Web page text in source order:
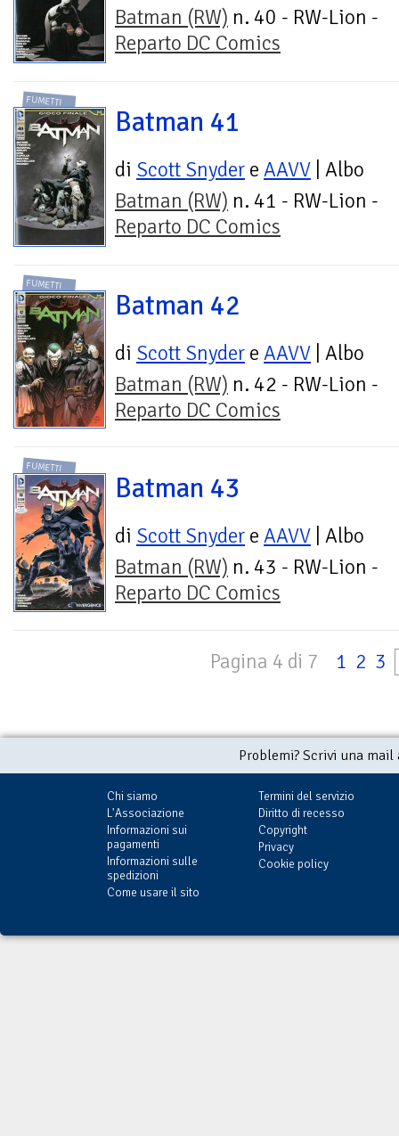
Batman (RW) n. 40 - RW-Lion -
Reparto DC Comics
FUMETTI
Batman 41
di Scott Snyder e AAVV | Albo
Batman (RW) n. 41 - RW-Lion -
Reparto DC Comics
FUMETTI
Batman 42
di Scott Snyder e AAVV | Albo
Batman (RW) n. 42 - RW-Lion -
Reparto DC Comics
FUMETTI
Batman 43
di Scott Snyder e AAVV | Albo
Batman (RW) n. 43 - RW-Lion -
Reparto DC Comics
Pagina 4 di 7 1 2 3
Problemi? Scrivi una
Chi siamo
L'Associazione
Informazioni sui
pagamenti
Informazioni sulle
spedizioni
Come usare il sito
Termini del servizio
Diritto di recesso
Copyright
Privacy
Cookie policy